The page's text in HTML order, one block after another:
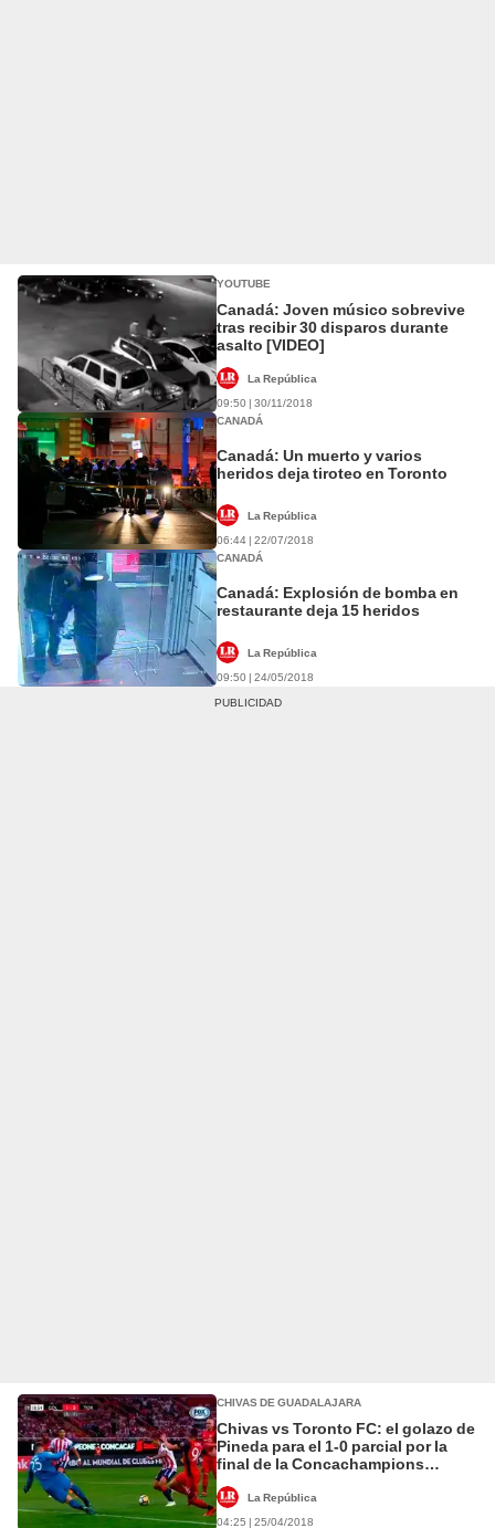
YOUTUBE
Canadá: Joven músico sobrevive
tras recibir 30 disparos durante
asalto [VIDEO]
La República
09:50 | 30/11/2018
CANADÁ
Canadá: Un muerto y varios
heridos deja tiroteo en Toronto
La República
06:44 | 22/07/2018
CANADÁ
Canadá: Explosión de bomba en
restaurante deja 15 heridos
La República
09:50 | 24/05/2018
CHIVAS DE GUADALAJARA
Chivas vs Toronto FC: el golazo de
Pineda para el 1-0 parcial por la
final de la Concachampions
La República
04:25 | 25/04/2018